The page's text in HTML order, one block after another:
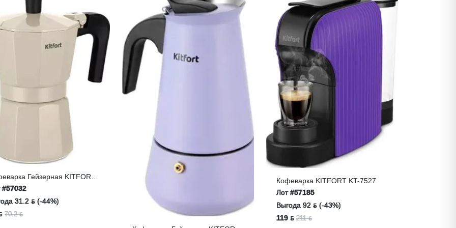
Гейзерная KITFORT
2 (бежевый)
#57032
31.2 ƃ (-44%)
70.2 ƃ
Кофеварка KITFORT KT-7527
Лот#57185
Выгода 92 ƃ (-43%)
119 ƃ 211 ƃ